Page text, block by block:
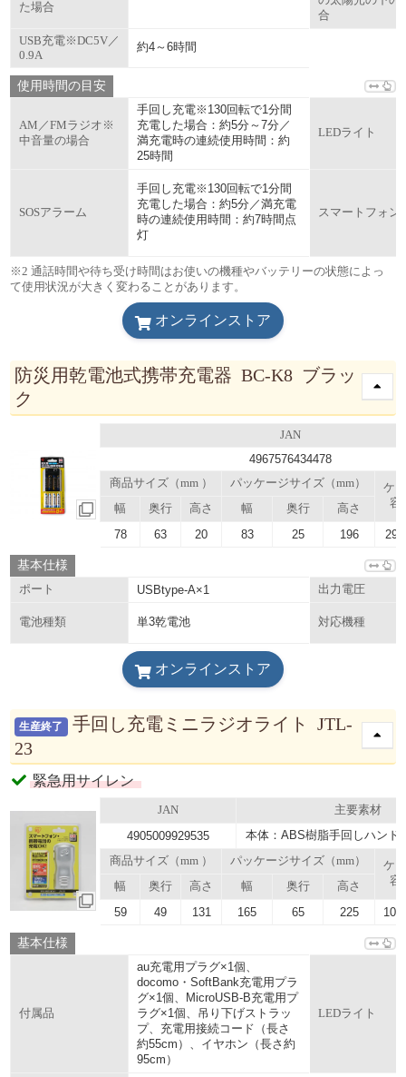
た場合
合
USB充電※DC5V／
0.9A
約4～6時間
使用時間の目安
AM／FMラジオ※
中音量の場合
手回し充電※130回転で1分間
充電した場合：約5分～7分／
満充電時の連続使用時間：約
25時間
LEDライト
SOSアラーム
手回し充電※130回転で1分間
充電した場合：約5分／満充電
時の連続使用時間：約7時間点
灯
スマートフォン
※2 通話時間や待ち受け時間はお使いの機種やバッテリーの状態によっ
て使用状況が大きく変わることがあります。
オンラインストア
防災用乾電池式携帯充電器 BC-K8 ブラッ
ク
JAN
4967576434478
商品サイズ（mm ） パッケージサイズ（mm）
ケ
容
幅 奥行 高さ 幅 奥行 高さ
78 63 20 83 25 196
基本仕様
ポート USBtype-A×1 出力電圧
電池種類 単3乾電池 対応機種
オンラインストア
生産終了
手回し充電ミニラジオライト JTL-
23
緊急用サイレン
JAN 主要素材
4905009929535 本体：ABS樹脂手回しハンド
商品サイズ（mm ） パッケージサイズ（mm）
ケ
容
幅 奥行 高さ 幅 奥行 高さ
59 49 131 165 65 225
基本仕様
付属品
au充電用プラグ×1個、
docomo・SoftBank充電用プラ
グ×1個、MicroUSB-B充電用プ
ラグ×1個、吊り下げストラッ
プ、充電用接続コード（長さ
約55cm）、イヤホン（長さ約
95cm）
LEDライト